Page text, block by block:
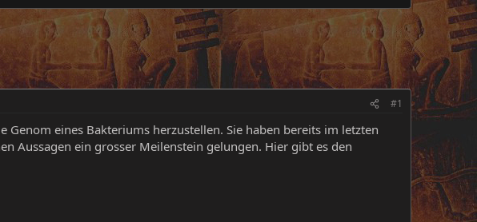
#1
eines Bakteriums herzustellen. Sie haben bereits im letzten
Aussagen ein grosser Meilenstein gelungen. Hier gibt es den